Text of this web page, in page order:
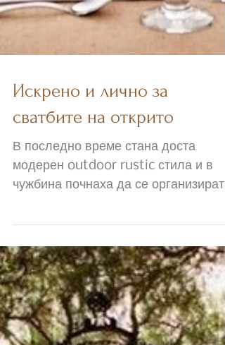
Искрено и лично за
сватбите на открито
чужбина почнаха да се организират
изключително големи и скъпи сватби
на...